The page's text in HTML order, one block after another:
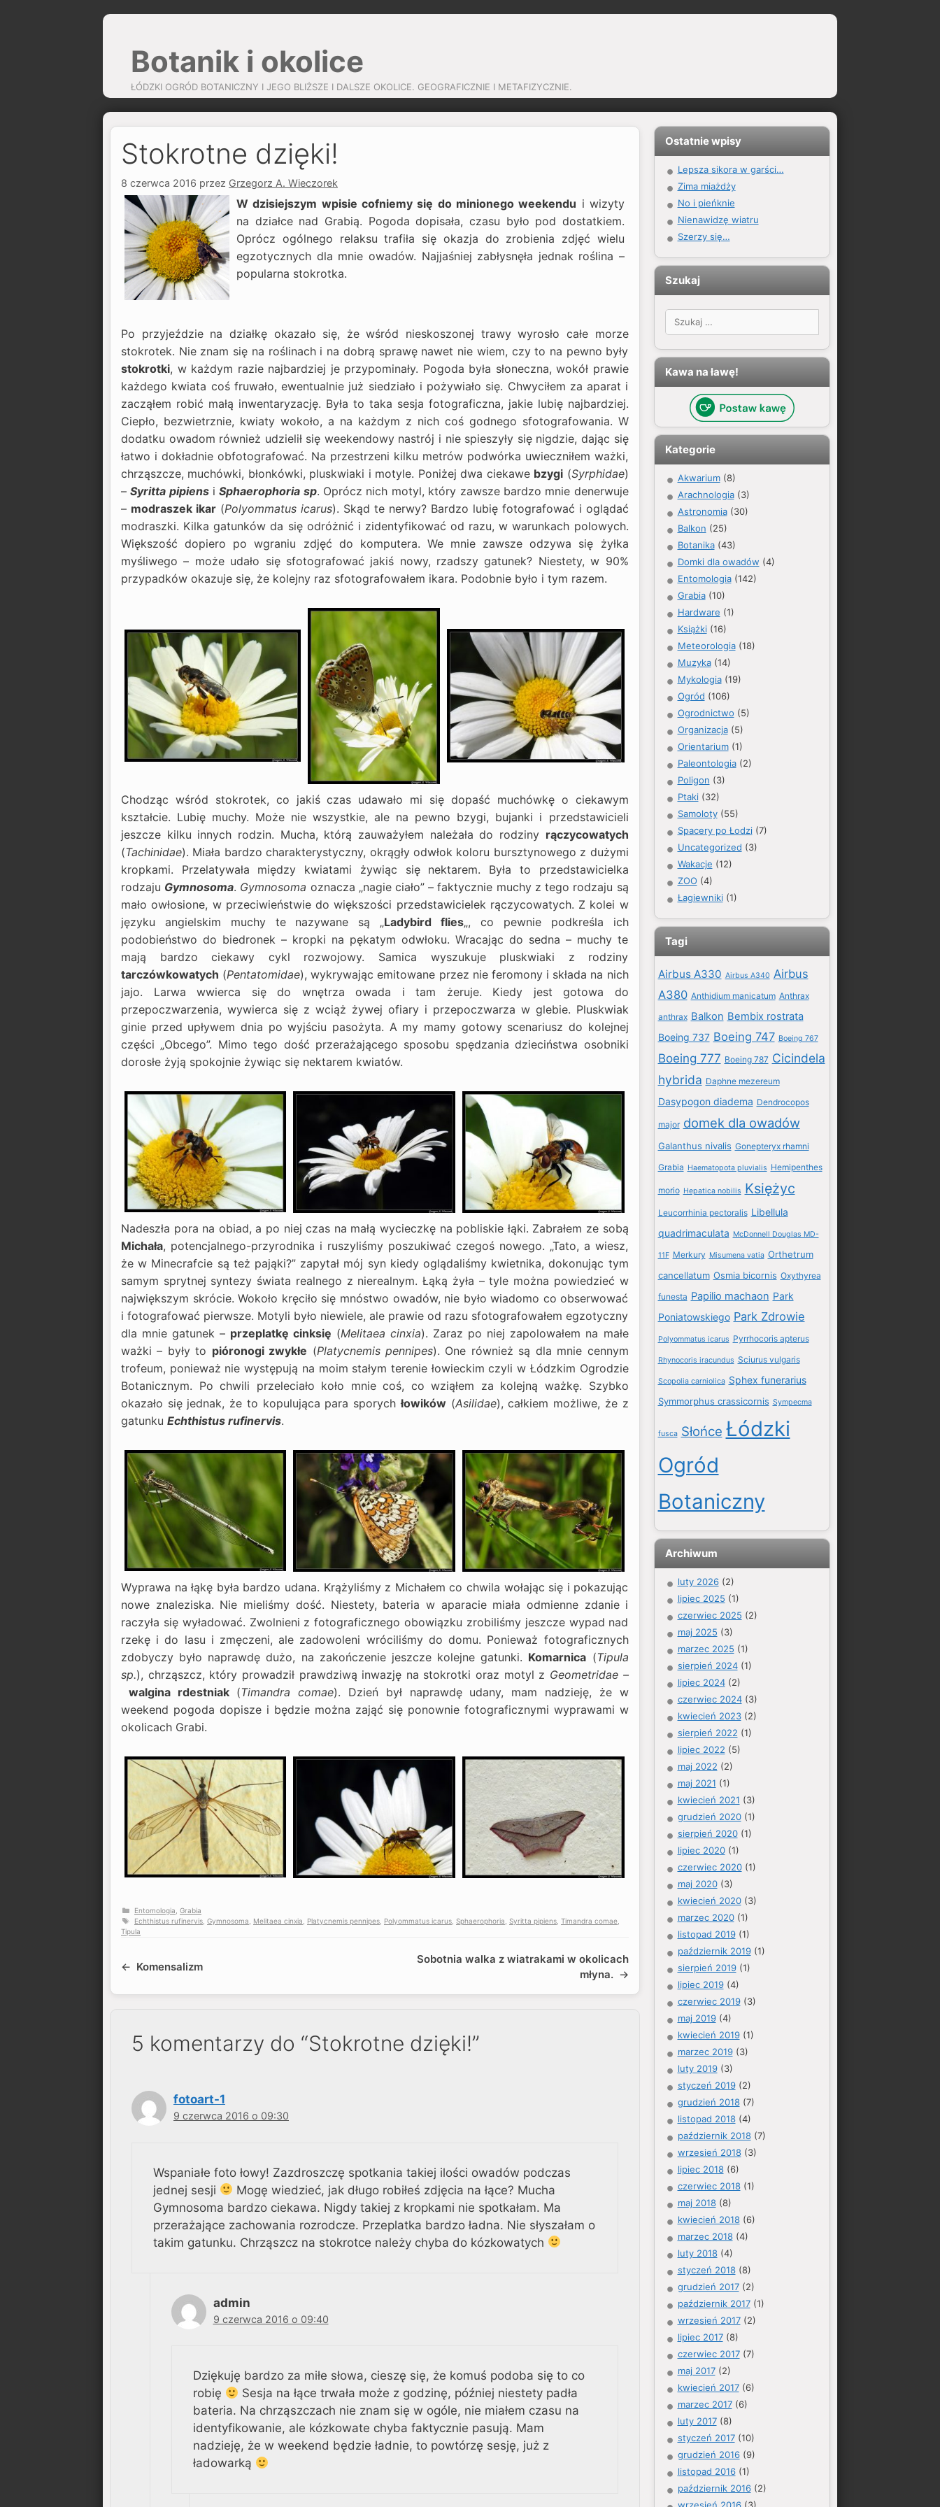
Botanik i okolice
ŁÓDZKI OGRÓD BOTANICZNY I JEGO BLIŻSZE I DALSZE OKOLICE. GEOGRAFICZNIE I METAFIZYCZNIE.
Stokrotne dzięki!
8 czerwca 2016 przez Grzegorz A. Wieczorek
W dzisiejszym wpisie cofniemy się do minionego weekendu i wizyty
na działce nad Grabią. Pogoda dopisała, czasu było pod dostatkiem.
Oprócz ogólnego relaksu trafiła się okazja do zrobienia zdjęć wielu
egzotycznych dla mnie owadów. Najjaśniej zabłysnęła jednak roślina –
popularna stokrotka.
Po przyjeździe na działkę okazało się, że wśród nieskoszonej trawy wyrosło całe morze
stokrotek. Nie znam się na roślinach i na dobrą sprawę nawet nie wiem, czy to na pewno były
stokrotki, w każdym razie najbardziej je przypominały. Pogoda była słoneczna, wokół prawie
każdego kwiata coś fruwało, ewentualnie już siedziało i pożywiało się. Chwyciłem za aparat i
zacząłem robić małą inwentaryzację. Była to taka sesja fotograficzna, jakie lubię najbardziej.
Ciepło, bezwietrznie, kwiaty wokoło, a na każdym z nich coś godnego sfotografowania. W
dodatku owadom również udzielił się weekendowy nastrój i nie spieszyły się nigdzie, dając się
łatwo i dokładnie obfotografować. Na przestrzeni kilku metrów podwórka uwieczniłem ważki,
chrząszcze, muchówki, błonkówki, pluskwiaki i motyle. Poniżej dwa ciekawe bzygi (Syrphidae)
–Syritta pipiensiSphaerophoria sp. Oprócz nich motyl, który zawsze bardzo mnie denerwuje
– modraszek ikar(Polyommatus icarus). Skąd te nerwy? Bardzo lubię fotografować i oglądać
modraszki. Kilka gatunków da się odróżnić i zidentyfikować od razu, w warunkach polowych.
Większość dopiero po wgraniu zdjęć do komputera. We mnie zawsze odzywa się żyłka
myśliwego – może udało się sfotografować jakiś nowy, rzadszy gatunek? Niestety, w 90%
przypadków okazuje się, że kolejny raz sfotografowałem ikara. Podobnie było i tym razem.
Chodząc wśród stokrotek, co jakiś czas udawało mi się dopaść muchówkę o ciekawym
kształcie. Lubię muchy. Może nie wszystkie, ale na pewno bzygi, bujanki i przedstawicieli
jeszcze kilku innych rodzin. Mucha, którą zauważyłem należała do rodziny rączycowatych
(Tachinidae). Miała bardzo charakterystyczny, okrągły odwłok koloru bursztynowego z dużymi
kropkami. Przelatywała między kwiatami żywiąc się nektarem. Była to przedstawicielka
rodzaju Gymnosoma. Gymnosoma oznacza „nagie ciało” – faktycznie muchy z tego rodzaju są
mało owłosione, w przeciwieństwie do większości przedstawicielek rączycowatych. Z kolei w
języku angielskim muchy te nazywane są „Ladybird flies„, co pewnie podkreśla ich
podobieństwo do biedronek – kropki na pękatym odwłoku. Wracając do sedna – muchy te
mają bardzo ciekawy cykl rozwojowy. Samica wyszukuje pluskwiaki z rodziny
tarczówkowatych (Pentatomidae), wykrywając emitowane przez nie feromony i składa na nich
jajo. Larwa wwierca się do wnętrza owada i tam żeruje. Kiedy jest gotowa do
przepoczwarzenia, wywierca się z wciąż żywej ofiary i przepoczwarza w glebie. Pluskwiak
ginie przed upływem dnia po wyjściu pasożyta. A my mamy gotowy scenariusz do kolejnej
części „Obcego”. Mimo tego dość przerażającego sposobu spędzania dzieciństwa osobniki
dorosłe żyją spokojnie żywiąc się nektarem kwiatów.
Nadeszła pora na obiad, a po niej czas na małą wycieczkę na pobliskie łąki. Zabrałem ze sobą
Michała, potencjalnego-przyrodnika i ruszyliśmy poszukiwać czegoś nowego. „Tato, a wiesz,
że w Minecrafcie są też pająki?” zapytał mój syn kiedy oglądaliśmy kwietnika, dokonując tym
samym sprytnej syntezy świata realnego z nierealnym. Łąką żyła – tyle można powiedzieć w
największym skrócie. Wokoło kręciło się mnóstwo owadów, nie było wiadomo co obserwować
i fotografować pierwsze. Motyli było niewiele, ale prawie od razu sfotografowałem egzotyczny
dla mnie gatunek – przeplatkę cinksię (Melitaea cinxia). Zaraz po niej zapolowałem na małe
ważki – były to pióronogi zwykłe (Platycnemis pennipes). One również są dla mnie cennym
trofeum, ponieważ nie występują na moim stałym terenie łowieckim czyli w Łódzkim Ogrodzie
Botanicznym. Po chwili przeleciało koło mnie coś, co wziąłem za kolejną ważkę. Szybko
okazało się jednak, że to kopulująca para sporychłowików (Asilidae), całkiem możliwe, że z
gatunku Echthistus rufinervis.
Wyprawa na łąkę była bardzo udana. Krążyliśmy z Michałem co chwila wołając się i pokazując
nowe znaleziska. Nie mieliśmy dość. Niestety, bateria w aparacie miała odmienne zdanie i
raczyła się wyładować. Zwolnieni z fotograficznego obowiązku zrobiliśmy jeszcze wypad nad
rzekę i do lasu i zmęczeni, ale zadowoleni wróciliśmy do domu. Ponieważ fotograficznych
zdobyczy było naprawdę dużo, na zakończenie jeszcze kolejne gatunki. Komarnica (Tipula
sp.), chrząszcz, który prowadził prawdziwą inwazję na stokrotki oraz motyl z Geometridae –
walgina rdestniak(Timandra comae). Dzień był naprawdę udany, mam nadzieję, że w
weekend pogoda dopisze i będzie można zająć się ponownie fotograficznymi wyprawami w
okolicach Grabi.
Kategorie
Entomologia Grabia
Tagi
Echthistus rufinervis Gymnosoma Melitaea cinxia Platycnemis pennipes Polyommatus icarus Sphaerophoria Syritta pipiens Timandra comae
Tipula
Komensalizm
Sobotnia walka z wiatrakami w okolicach
młyna.
5 komentarzy do “Stokrotne dzięki!”
fotoart-1
9 czerwca 2016 o 09:30
Wspaniałe foto łowy! Zazdroszczę spotkania takiej ilości owadów podczas
jednej sesji
Mogę wiedzieć, jak długo robiłeś zdjęcia na łące? Mucha
Gymnosoma bardzo ciekawa. Nigdy takiej z kropkami nie spotkałam. Ma
przerażające zachowania rozrodcze. Przeplatka bardzo ładna. Nie słyszałam o
takim gatunku. Chrząszcz na stokrotce należy chyba do kózkowatych
admin
9 czerwca 2016 o 09:40
Dziękuję bardzo za miłe słowa, cieszę się, że komuś podoba się to co
robię
Sesja na łące trwała może z godzinę, później niestety padła
bateria. Na chrząszczach nie znam się w ogóle, nie miałem czasu na
identyfikowanie, ale kózkowate chyba faktycznie pasują. Mam
nadzieję, że w weekend będzie ładnie, to powtórzę sesję, już z
ładowarką
Ostatnie wpisy
Lepsza sikora w garści…
Zima miażdży
No i pieńknie
Nienawidzę wiatru
Szerzy się…
Szukaj
Szukaj:
Kawa na ławę!
Kategorie
Akwarium(8)
Arachnologia(3)
Astronomia(30)
Balkon (25)
Botanika(43)
Domki dla owadów (4)
Entomologia(142)
Grabia(10)
Hardware (1)
Książki(16)
Meteorologia(18)
Muzyka(14)
Mykologia(19)
Ogród (106)
Ogrodnictwo (5)
Organizacja(5)
Orientarium(1)
Paleontologia(2)
Poligon (3)
Ptaki(32)
Samoloty(55)
Spacery po Łodzi(7)
Uncategorized (3)
Wakacje (12)
ZOO (4)
Łagiewniki(1)
Tagi
Airbus A330 Airbus A340 Airbus
A380 Anthidium manicatum Anthrax
anthrax Balkon Bembix rostrata
Boeing 737 Boeing 747 Boeing 767
Boeing 777 Boeing 787 Cicindela
hybrida Daphne mezereum
Dasypogon diadema Dendrocopos
major domek dla owadów
Galanthus nivalis Gonepteryx rhamni
Grabia Haematopota pluvialis Hemipenthes
morio Hepatica nobilis Księżyc
Leucorrhinia pectoralis Libellula
quadrimaculata McDonnell Douglas MD-
11F Merkury Misumena vatia Orthetrum
cancellatum Osmia bicornis Oxythyrea
funesta Papilio machaon Park
Poniatowskiego Park Zdrowie
Polyommatus icarus Pyrrhocoris apterus
Rhynocoris iracundus Sciurus vulgaris
Scopolia carniolica Sphex funerarius
Symmorphus crassicornis Sympecma
fusca Słońce Łódzki
Ogród
Botaniczny
Archiwum
luty 2026(2)
lipiec 2025 (1)
czerwiec 2025 (2)
maj 2025 (3)
marzec 2025 (1)
sierpień 2024(1)
lipiec 2024(2)
czerwiec 2024(3)
kwiecień 2023(2)
sierpień 2022 (1)
lipiec 2022 (5)
maj 2022 (2)
maj 2021 (1)
kwiecień 2021 (3)
grudzień 2020(1)
sierpień 2020(1)
lipiec 2020(1)
czerwiec 2020(1)
maj 2020(3)
kwiecień 2020(3)
marzec 2020(1)
listopad 2019(1)
październik 2019(1)
sierpień 2019(1)
lipiec 2019(4)
czerwiec 2019(3)
maj 2019(4)
kwiecień 2019(1)
marzec 2019(3)
luty 2019(3)
styczeń 2019(2)
grudzień 2018(7)
listopad 2018(4)
październik 2018(7)
wrzesień 2018(3)
lipiec 2018(6)
czerwiec 2018(1)
maj 2018(8)
kwiecień 2018(6)
marzec 2018(4)
luty 2018(4)
styczeń 2018(8)
grudzień 2017(2)
październik 2017(1)
wrzesień 2017(2)
lipiec 2017(8)
czerwiec 2017(7)
maj 2017(2)
kwiecień 2017(6)
marzec 2017(6)
luty 2017(8)
styczeń 2017(10)
grudzień 2016(9)
listopad 2016(1)
październik 2016(2)
wrzesień 2016(3)